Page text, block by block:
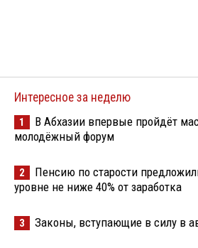
Интересное за неделю
1
В Абхазии впервые пройдёт
молодёжный форум
2
Пенсию по старости
уровне не ниже 40% от заработка
3 Законы, вступающие в силу в